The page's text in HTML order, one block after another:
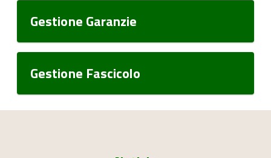
Gestione Garanzie
Gestione Fascicolo